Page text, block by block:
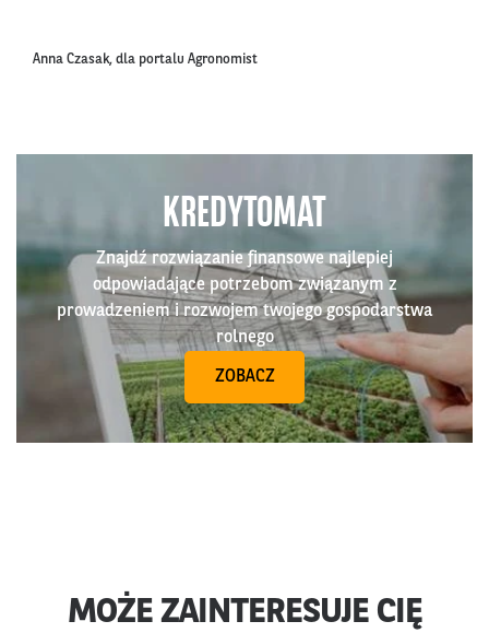
Anna Czasak, dla portalu Agronomist
KREDYTOMAT
Znajdź rozwiązanie finansowe najlepiej
odpowiadające potrzebom związanym z
prowadzeniem i rozwojem twojego gospodarstwa
rolnego
ZOBACZ
MOŻE ZAINTERESUJE CIĘ